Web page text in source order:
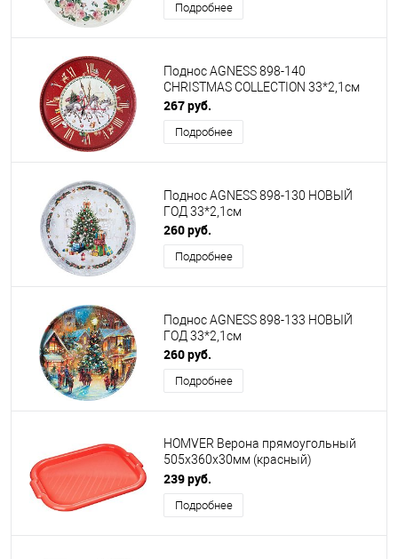
Подробнее
Поднос AGNESS 898-140
CHRISTMAS COLLECTION 33*2,1см
267 руб.
Подробнее
Поднос AGNESS 898-130 HОВЫЙ
ГОД 33*2,1см
260 руб.
Подробнее
Поднос AGNESS 898-133 HОВЫЙ
ГОД 33*2,1см
260 руб.
Подробнее
HOMVER Верона прямоугольный
505х360х30мм (красный)
221109206/01
239 руб.
Подробнее